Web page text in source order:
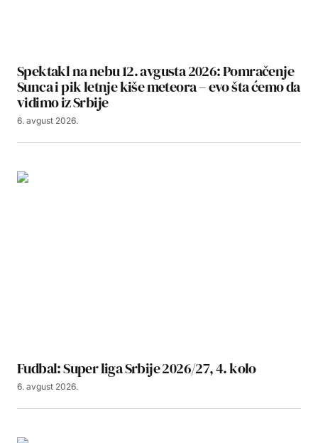
Spektakl na nebu 12. avgusta 2026: Pomračenje
Sunca i pik letnje kiše meteora – evo šta ćemo da
vidimo iz Srbije
6. avgust 2026.
Fudbal: Super liga Srbije 2026/27, 4. kolo
6. avgust 2026.